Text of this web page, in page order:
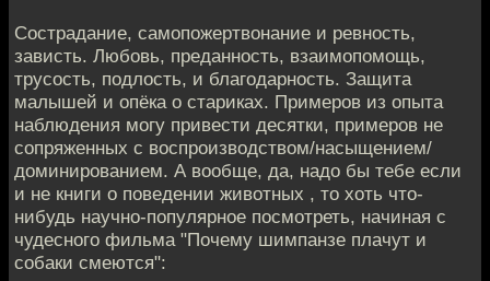
Сострадание, самопожертвонание и ревность,
зависть. Любовь, преданность, взаимопомощь,
трусость, подлость, и благодарность. Защита
малышей и опёка о стариках. Примеров из опыта
наблюдения могу привести десятки, примеров не
сопряженных с воспроизводством/насыщением/
доминированием. А вообще, да, надо бы тебе если
и не книги о поведении животных , то хоть что-
нибудь научно-популярное посмотреть, начиная с
чудесного фильма "Почему шимпанзе плачут и
собаки смеются":